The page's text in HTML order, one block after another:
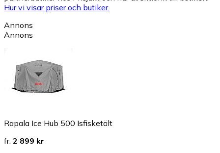
Hur vi visar priser och butiker.
Annons
Annons
Rapala Ice Hub 500 Isfisketält
fr. 2 899 kr